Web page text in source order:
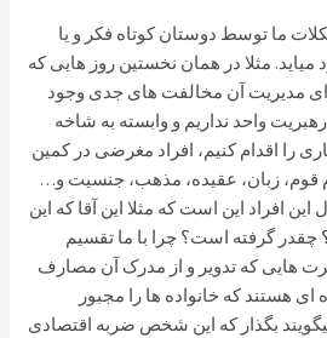
ما توسط دوستان کوتاه فکر و یا
مثلا در همان نخستین روز هایی که
مدیریت آن مخالفت های جدی وجود
واحد نداریم و وابسته به شاخه
را اقدام کنیم، افراد مغرضی در کمین
نام قوم، زبان، عقیده، مذهب، جنسیت و…
افراد این است که مثلا این آقا که این
چقدر گرفته است؟ چرا با ما تقسیم
هایی که تدویر و از مدرک آن مصارف
ای هستند که خانواده ها را مجبور
بگذار که این شخص ضربه اقتصادی